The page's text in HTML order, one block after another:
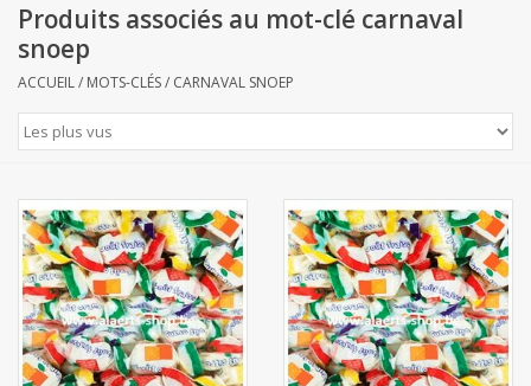
Biscuits pour le café
Biscuits apéritifs / Snacks salés
Botanicals
Bonbons pour la bonbonnière
Produits associés au mot-clé carnaval
snoep
ACCUEIL/ MOTS-CLÉS/ CARNAVAL SNOEP